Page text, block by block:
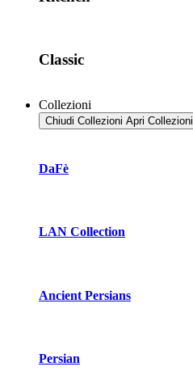
Classic
Collezioni
Chiudi Collezioni Apri Collezioni
DaFè
LAN Collection
Ancient Persians
Persian